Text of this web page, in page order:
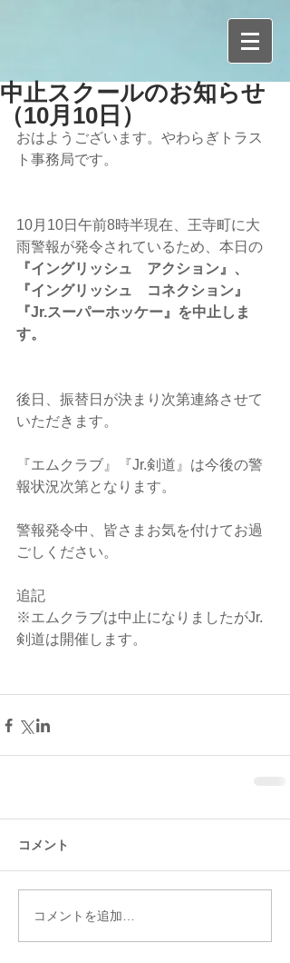
中止スクールのお知らせ
（10月10日）
おはようございます。やわらぎトラス
ト事務局です。
10月10日午前8時半現在、王寺町に大
雨警報が発令されているため、本日の
『イングリッシュ　アクション』、
『イングリッシュ　コネクション』
『Jr.スーパーホッケー』を中止しま
す。
後日、振替日が決まり次第連絡させて
いただきます。
『エムクラブ』『Jr.剣道』は今後の警
報状況次第となります。
警報発令中、皆さまお気を付けてお過
ごしください。
追記
※エムクラブは中止になりましたがJr.
剣道は開催します。
コメント
コメントを追加…